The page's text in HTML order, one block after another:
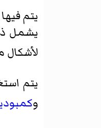
يتم
يشمل
لأشكال
يتم
و